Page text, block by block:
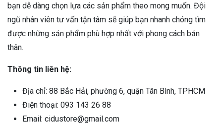
bạn dễ dàng chọn lựa các sản phẩm theo mong muốn. Đội
ngũ nhân viên tư vấn tận tâm sẽ giúp bạn nhanh chóng tìm
được những sản phẩm phù hợp nhất với phong cách bản
thân.
Thông tin liên hệ:
Địa chỉ: 88 Bắc Hải, phường 6, quận Tân Bình, TPHCM
Điện thoại: 093 143 26 88
Email: cidustore@gmail.com